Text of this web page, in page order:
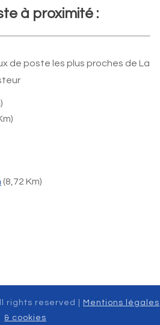
à proximité :
de poste les plus proches de La
(8,72 Km)
rights reserved |
Mentions légales
& cookies